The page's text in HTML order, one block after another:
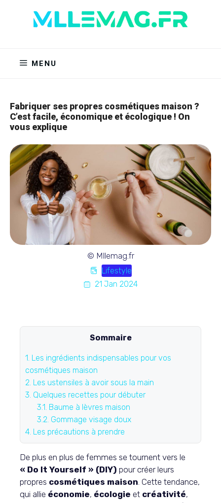
MENU
Fabriquer ses propres cosmétiques maison ?
C’est facile, économique et écologique ! On
vous explique
© Mllemag.fr
Lifestyle
21 Jan 2024
Sommaire
1. Les ingrédients indispensables pour vos
cosmétiques maison
2. Les ustensiles à avoir sous la main
3. Quelques recettes pour débuter
3.1. Baume à lèvres maison
3.2. Gommage visage doux
4. Les précautions à prendre
De plus en plus de femmes se tournent vers le
« Do It Yourself » (DIY) pour créer leurs
propres cosmétiques maison . Cette tendance,
qui allie économie, écologie et créativité,